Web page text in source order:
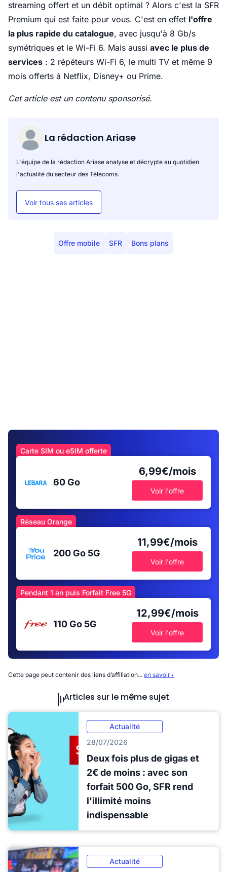
streaming offert et un débit optimal ? Alors c'est la SFR
Premium qui est faite pour vous. C'est en effet l'offre
la plus rapide du catalogue, avec jusqu'à 8 Gb/s
symétriques et le Wi-Fi 6. Mais aussi avec le plus de
services : 2 répéteurs Wi-Fi 6, le multi TV et même 9
mois offerts à Netflix, Disney+ ou Prime.
Cet article est un contenu sponsorisé.
La rédaction Ariase
L'équipe de la rédaction Ariase analyse et décrypte au quotidien
l'actualité du secteur des Télécoms.
Voir tous ses articles
Offre mobile SFR Bons plans
Carte SIM ou eSIM offerte
60 Go
6,99€/mois
Voir l'offre
Réseau Orange
200 Go 5G
11,99€/mois
Voir l'offre
Pendant 1 an puis Forfait Free 5G
110 Go 5G
12,99€/mois
Voir l'offre
Cette page peut contenir des liens d’affiliation... en savoir+
Articles sur le même sujet
Actualité
28/07/2026
Deux fois plus de gigas et
2€ de moins : avec son
forfait 500 Go, SFR rend
l'illimité moins
indispensable
Actualité